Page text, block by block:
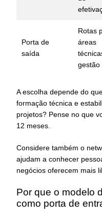
Porta de
saída
Rotas
áreas
gestão
A escolha depende do
formação técnica e
projetos? Pense no que
12 meses.
Considere também o
ajudam a conhecer
negócios oferecem mais
Por que o modelo
como porta de